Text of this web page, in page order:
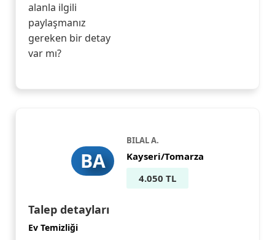
alanla ilgili
paylaşmanız
gereken bir detay
var mı?
BA
BILAL A.
Kayseri/Tomarza
4.050 TL
Talep detayları
Ev Temizliği